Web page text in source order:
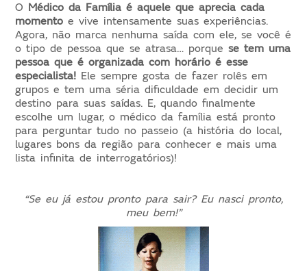
O Médico da Família é aquele que aprecia cada
momento e vive intensamente suas experiências.
Agora, não marca nenhuma saída com ele, se você é
o tipo de pessoa que se atrasa… porquese tem uma
pessoa que é organizada com horário é esse
especialista! Ele sempre gosta de fazer rolês em
grupos e tem uma séria dificuldade em decidir um
destino para suas saídas. E, quando finalmente
escolhe um lugar, o médico da família está pronto
para perguntar tudo no passeio (a história do local,
lugares bons da região para conhecer e mais uma
lista infinita de interrogatórios)!
“Se eu já estou pronto para sair? Eu nasci pronto,
meu bem!”